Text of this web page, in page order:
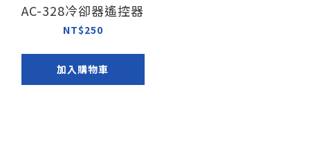
AC-328冷卻器遙控器
NT$250
加入購物車